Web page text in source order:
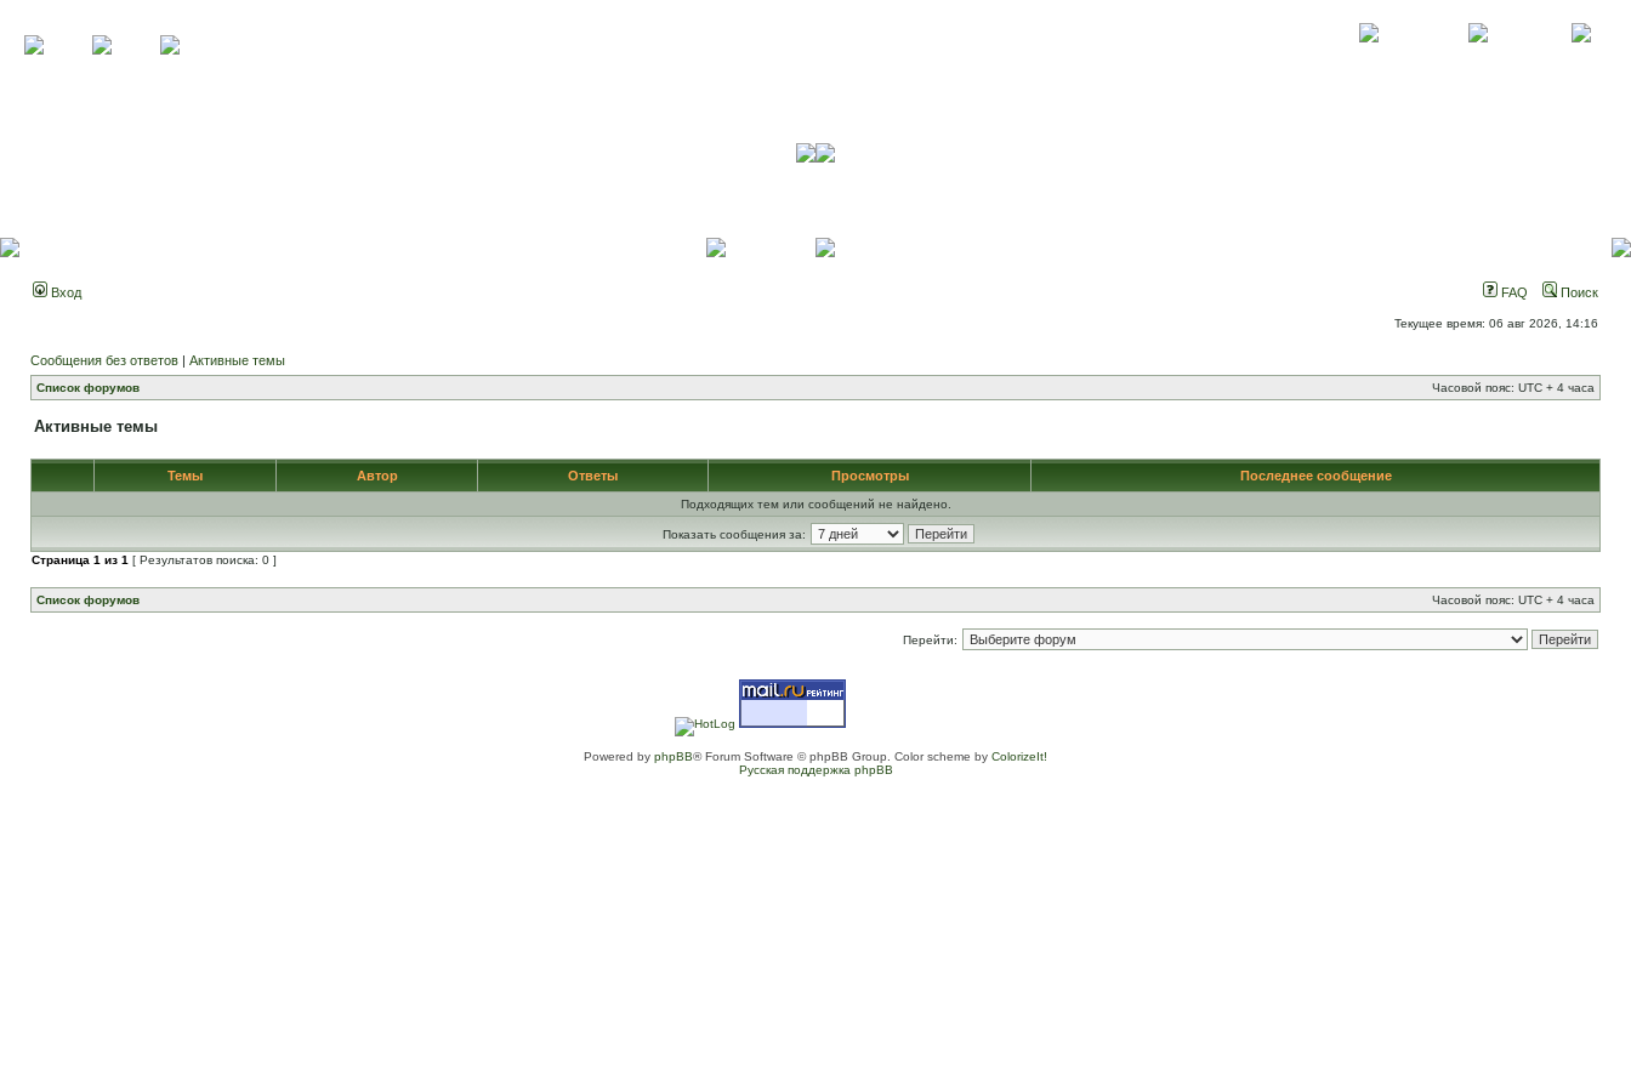
Вход FAQ Поиск
Текущее время: 06 авг 2026, 14:16
Сообщения без ответов | Активные темы
Список форумов Часовой пояс: UTC + 4 часа
Активные темы
Темы Автор Ответы Просмотры Последнее сообщение
Подходящих тем или сообщений не найдено.
Показать сообщения за:
Страница 1 из 1 [ Результатов поиска: 0 ]
Список форумов Часовой пояс: UTC + 4 часа
Перейти:
Powered by phpBB® Forum Software © phpBB Group. Color scheme by ColorizeIt!
Русская поддержка phpBB